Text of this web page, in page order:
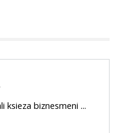
ksieza biznesmeni ...